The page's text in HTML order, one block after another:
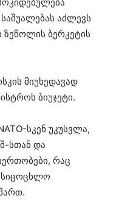
აძლევს
ბერკეტის
მიუხედავად
ბიუჯეტი.
სკენ უკუსვლა,
სთან და
რაც